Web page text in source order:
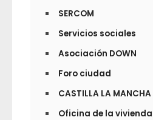
SERCOM
Servicios sociales
Asociación DOWN
Foro ciudad
CASTILLA LA MANCHA
Oficina de la vivienda